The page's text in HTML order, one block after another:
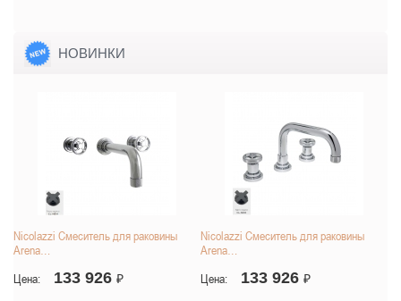
НОВИНКИ
Nicolazzi Смеситель для раковины
Arena…
Цена: 133 926 ₽
Nicolazzi Смеситель для раковины
Arena…
Цена: 133 926 ₽